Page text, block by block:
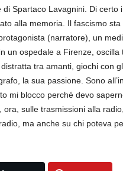
di Spartaco Lavagnini. Di certo
alla memoria. Il fascismo
(narratore), un
un ospedale a Firenze, oscilla
tra amanti, giochi con
la sua passione. Sono
mi blocco perché devo
ora, sulle trasmissioni alla
ma anche su chi poteva